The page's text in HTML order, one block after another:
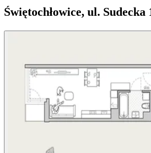
Świętochłowice, ul. Sudecka